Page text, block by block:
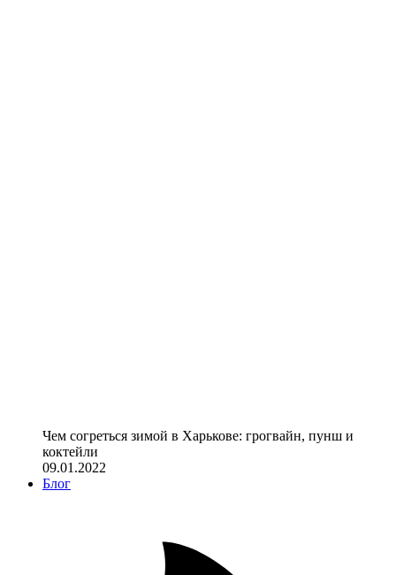
Чем согреться зимой в Харькове: грогвайн, пунш и
коктейли
09.01.2022
Блог